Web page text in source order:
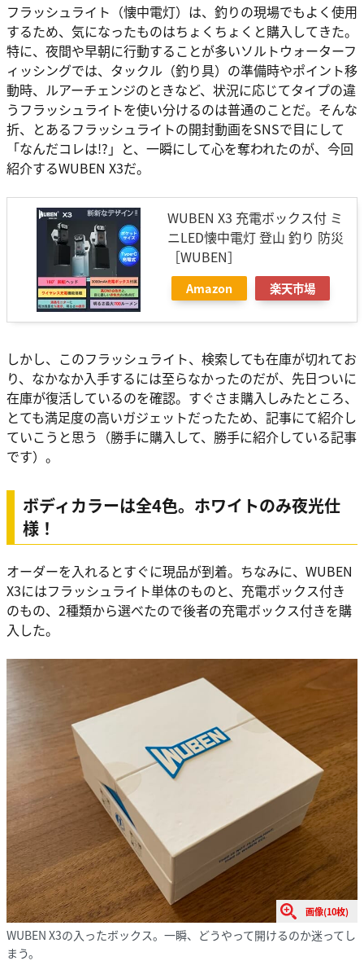
フラッシュライト（懐中電灯）は、釣りの現場でもよく使用
するため、気になったものはちょくちょくと購入してきた。
特に、夜間や早朝に行動することが多いソルトウォーターフ
ィッシングでは、タックル（釣り具）の準備時やポイント移
動時、ルアーチェンジのときなど、状況に応じてタイプの違
うフラッシュライトを使い分けるのは普通のことだ。そんな
折、とあるフラッシュライトの開封動画をSNSで目にして
「なんだコレは!?」と、一瞬にして心を奪われたのが、今回
紹介するWUBEN X3だ。
WUBEN X3 充電ボックス付 ミ
ニLED懐中電灯 登山 釣り 防災
［WUBEN］
Amazon 楽天市場
しかし、このフラッシュライト、検索しても在庫が切れてお
り、なかなか入手するには至らなかったのだが、先日ついに
在庫が復活しているのを確認。すぐさま購入しみたところ、
とても満足度の高いガジェットだったため、記事にて紹介し
ていこうと思う（勝手に購入して、勝手に紹介している記事
です）。
ボディカラーは全4色。ホワイトのみ夜光仕
様！
オーダーを入れるとすぐに現品が到着。ちなみに、WUBEN
X3にはフラッシュライト単体のものと、充電ボックス付き
のもの、2種類から選べたので後者の充電ボックス付きを購
入した。
画像(10枚)
WUBEN X3の入ったボックス。一瞬、どうやって開けるのか迷ってし
まう。